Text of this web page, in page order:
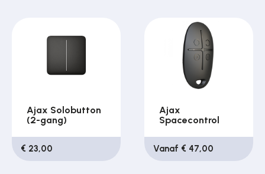
Ajax Solobutton
(2-gang)
€ 23,00
Ajax
Spacecontrol
Vanaf € 47,00